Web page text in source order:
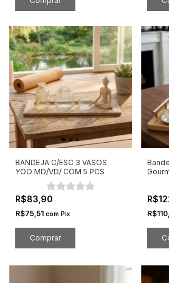
BANDEJA C/ESC 3 VASOS
YOO MD/VD/ COM 5 PCS
R$83,90
R$75,51 com Pix